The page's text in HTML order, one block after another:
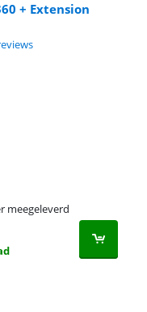
+ Extension
reviews.
meegeleverd